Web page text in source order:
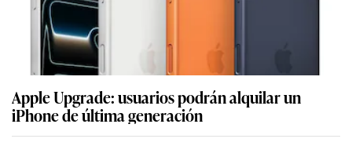
Apple Upgrade: usuarios podrán alquilar un
iPhone de última generación